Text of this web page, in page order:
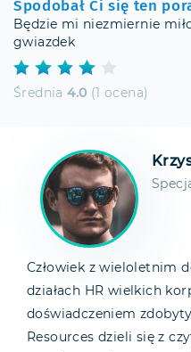
Spodobał Ci się ten
Będzie mi niezmiernie
gwiazdek
Średnia4.0 (1 ocena)
Człowiek z wieloletnim
działach HR wielkich
doświadczeniem
Resources dzieli się z